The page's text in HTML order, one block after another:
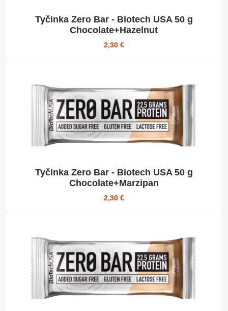
Tyčinka Zero Bar - Biotech USA 50 g
Chocolate+Hazelnut
2,30 €
Tyčinka Zero Bar - Biotech USA 50 g
Chocolate+Marzipan
2,30 €